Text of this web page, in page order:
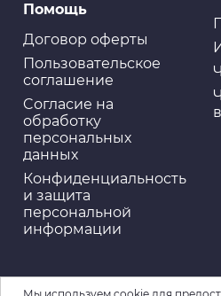
Помощь
Договор оферты
Пользовательское
соглашение
Cогласие на
обработку
персональных
данных
Конфиденциальность
и защита
персональной
информации